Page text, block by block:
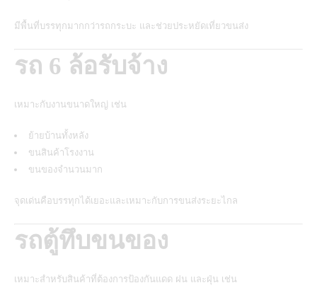
มีพื้นที่บรรทุกมากกว่ารถกระบะ และช่วยประหยัดเที่ยวขนส่ง
รถ 6 ล้อรับจ้าง
เหมาะกับงานขนาดใหญ่ เช่น
ย้ายบ้านทั้งหลัง
ขนสินค้าโรงงาน
ขนของจำนวนมาก
จุดเด่นคือบรรทุกได้เยอะและเหมาะกับการขนส่งระยะไกล
รถตู้ทึบขนของ
เหมาะสำหรับสินค้าที่ต้องการป้องกันแดด ฝน และฝุ่น เช่น